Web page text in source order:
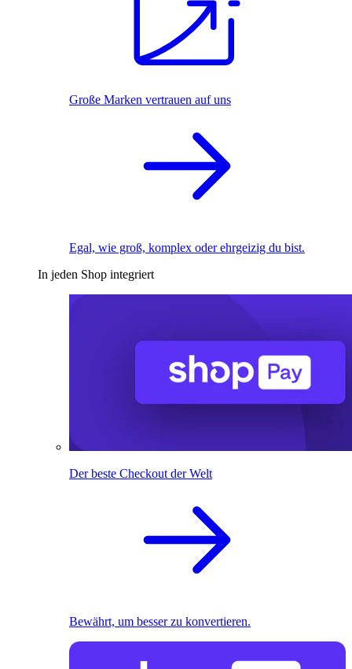
Große Marken vertrauen auf uns
Egal, wie groß, komplex oder ehrgeizig du bist.
In jeden Shop integriert
Der beste Checkout der Welt
Bewährt, um besser zu konvertieren.